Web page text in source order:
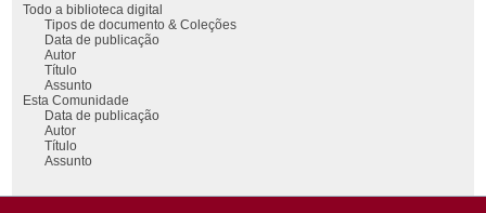
Todo a biblioteca digital
Tipos de documento & Coleções
Data de publicação
Autor
Título
Assunto
Esta Comunidade
Data de publicação
Autor
Título
Assunto